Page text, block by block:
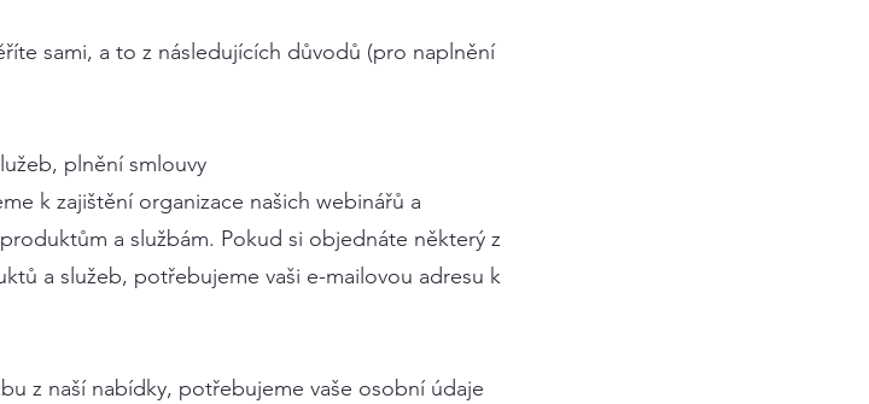
sami, a to z následujících důvodů (pro naplnění
plnění smlouvy
k zajištění organizace našich webinářů a
a službám. Pokud si objednáte některý z
a služeb, potřebujeme vaši e-mailovou adresu k
z naší nabídky, potřebujeme vaše osobní údaje